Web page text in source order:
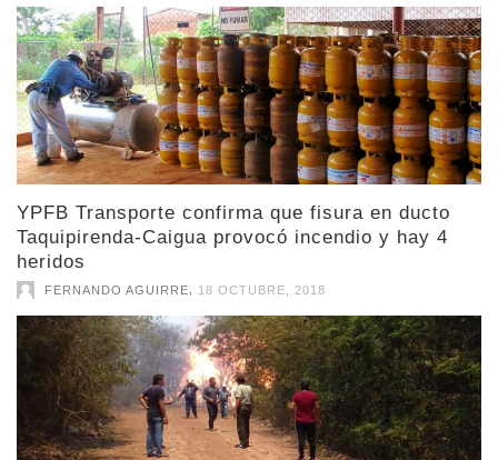
YPFB Transporte confirma que fisura en ducto
Taquipirenda-Caigua provocó incendio y hay 4
heridos
FERNANDO AGUIRRE 18 OCTUBRE, 2018